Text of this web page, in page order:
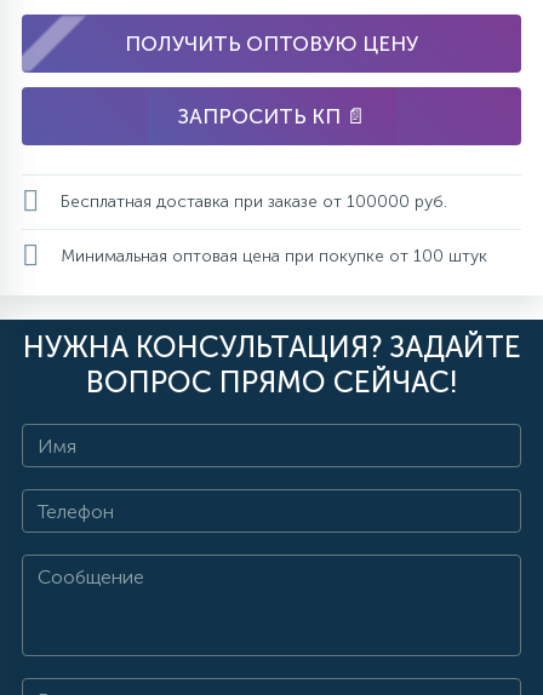
ПОЛУЧИТЬ ОПТОВУЮ ЦЕНУ
ЗАПРОСИТЬ КП 📄
Бесплатная доставка при заказе от 100000 руб.
Минимальная оптовая цена при покупке от 100 штук
НУЖНА КОНСУЛЬТАЦИЯ? ЗАДАЙТЕ
ВОПРОС ПРЯМО СЕЙЧАС!